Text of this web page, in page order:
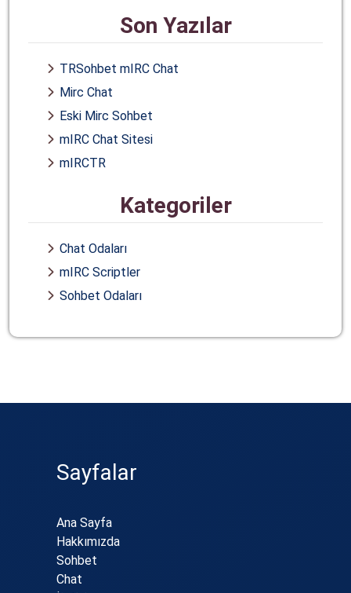
Son Yazılar
TRSohbet mIRC Chat
Mirc Chat
Eski Mirc Sohbet
mIRC Chat Sitesi
mIRCTR
Kategoriler
Chat Odaları
mIRC Scriptler
Sohbet Odaları
Sayfalar
Ana Sayfa
Hakkımızda
Sohbet
Chat